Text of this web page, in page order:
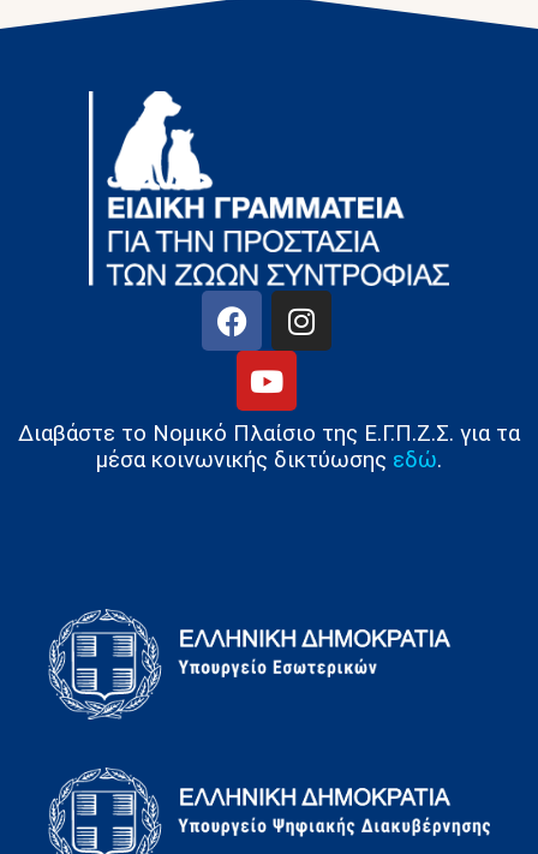
Διαβάστε το Νομικό Πλαίσιο της Ε.Γ.Π.Ζ.Σ. για τα
μέσα κοινωνικής δικτύωσης εδώ.